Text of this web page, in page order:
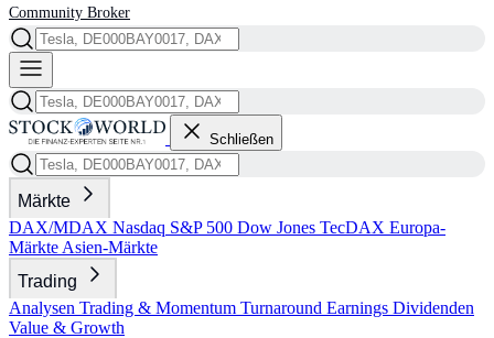
Community Broker
Schließen
Märkte
DAX/MDAX Nasdaq S&P 500 Dow Jones TecDAX Europa-
Märkte Asien-Märkte
Trading
Analysen Trading & Momentum Turnaround Earnings Dividenden
Value & Growth